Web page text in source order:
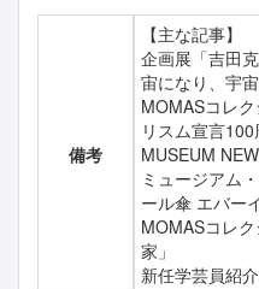
備考
【主な記事】
企画展「吉田
宙になり、宇
MOMASコレ
リスム宣言100
MUSEUM
ミュージアム
ール傘 エバー
MOMASコレ
家」
新任学芸員紹